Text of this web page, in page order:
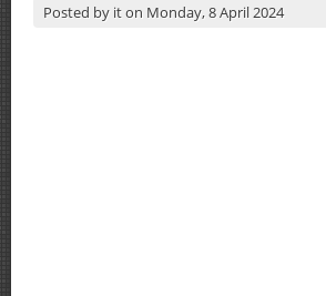
Posted by iton Monday, 8 April 2024